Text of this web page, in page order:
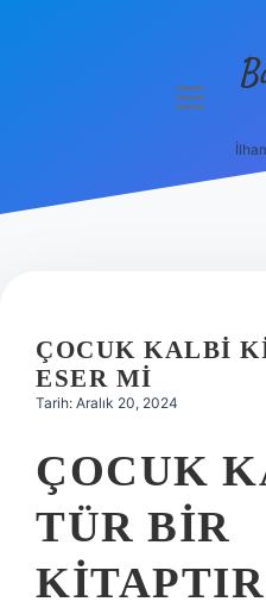
Hakkımızda
menüyü
ÇOCUK KALBI
ESER MI
Tarih: Aralık 20, 2024
ÇOCUK
TÜR BIR